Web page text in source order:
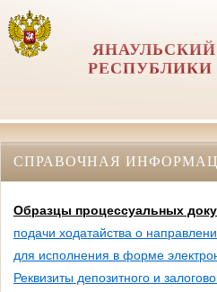
СПРАВОЧНАЯ
Образцы процессуальных
подачи ходатайства о
для исполнения в форме
Реквизиты депозитного и